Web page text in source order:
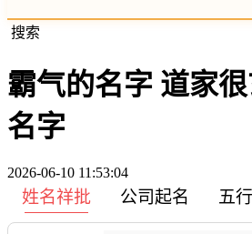
搜索
霸气的名字 道家
名字
2026-06-10 11:53:04
姓名祥批 公司起名 五